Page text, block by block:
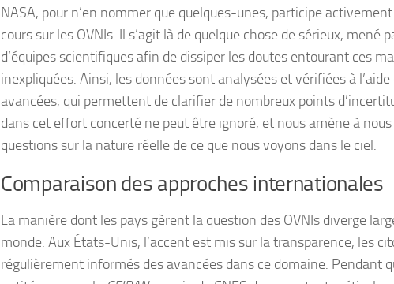
NASA, pour n’en nommer que quelques-unes, participe
cours sur les OVNIs. Il s’agit là de quelque chose de sérieux, mené
d’équipes scientifiques afin de dissiper les doutes entourant ces
inexpliquées. Ainsi, les données sont analysées et vérifiées à
avancées, qui permettent de clarifier de nombreux points
dans cet effort concerté ne peut être ignoré, et nous amène à nous
questions sur la nature réelle de ce que nous voyons dans le ciel.
Comparaison des approches internationales
La manière dont les pays gèrent la question des OVNIs diverge
monde. Aux États-Unis, l’accent est mis sur la transparence, les
régulièrement informés des avancées dans ce domaine. Pendant